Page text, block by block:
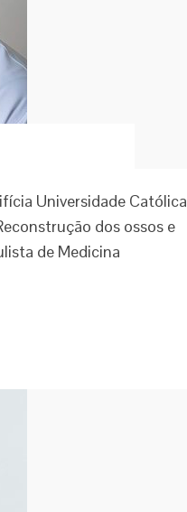
Universidade Católica
dos ossos e
de Medicina